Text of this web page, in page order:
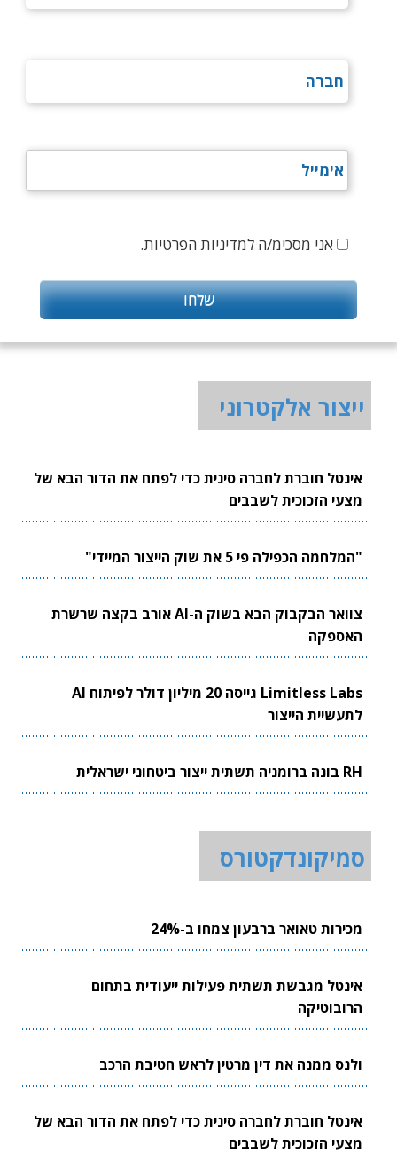
אני מסכימ/ה למדיניות הפרטיות.
ייצור אלקטרוני
אינטל חוברת לחברה סינית כדי לפתח את הדור הבא של
מצעי הזכוכית לשבבים
"המלחמה הכפילה פי 5 את שוק הייצור המיידי"
צוואר הבקבוק הבא בשוק ה-AI אורב בקצה שרשרת
האספקה
Limitless Labs גייסה 20 מיליון דולר לפיתוח AI
לתעשיית הייצור
RH בונה ברומניה תשתית ייצור ביטחוני ישראלית
סמיקונדקטורס
מכירות טאואר ברבעון צמחו ב-24%
אינטל מגבשת תשתית פעילות ייעודית בתחום
הרובוטיקה
ולנס ממנה את דין מרטין לראש חטיבת הרכב
אינטל חוברת לחברה סינית כדי לפתח את הדור הבא של
מצעי הזכוכית לשבבים